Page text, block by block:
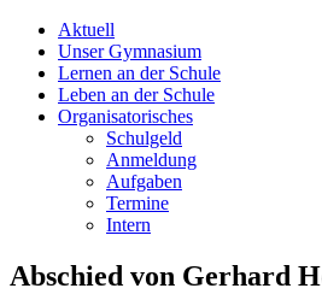
Aktuell
Unser Gymnasium
Lernen an der Schule
Leben an der Schule
Organisatorisches
Schulgeld
Anmeldung
Aufgaben
Termine
Intern
Abschied von Gerhard